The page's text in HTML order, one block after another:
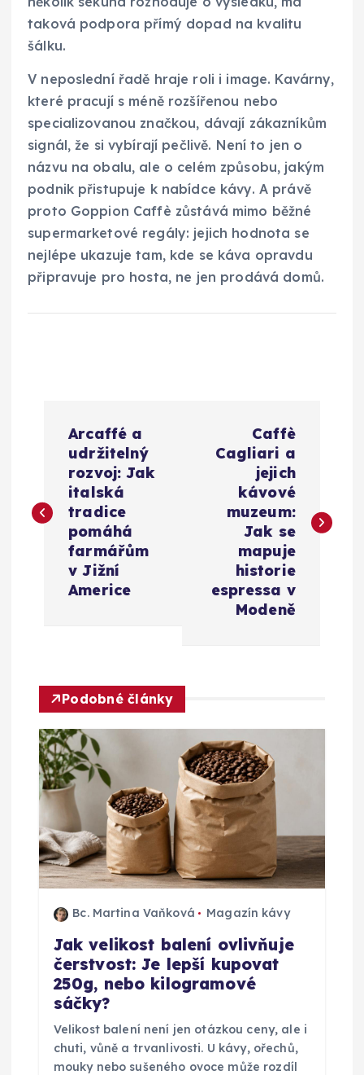
taková podpora přímý dopad na kvalitu
šálku.
V neposlední řadě hraje roli i image. Kavárny,
které pracují s méně rozšířenou nebo
specializovanou značkou, dávají zákazníkům
signál, že si vybírají pečlivě. Není to jen o
názvu na obalu, ale o celém způsobu, jakým
podnik přistupuje k nabídce kávy. A právě
proto Goppion Caffè zůstává mimo běžné
supermarketové regály: jejich hodnota se
nejlépe ukazuje tam, kde se káva opravdu
připravuje pro hosta, ne jen prodává domů.
v
e
p
r
o
p
ř
Arcaffé a
udržitelný
rozvoj: Jak
italská
tradice
pomáhá
farmářům
v Jižní
Americe
Caffè
Cagliari a
jejich
kávové
muzeum:
Jak se
mapuje
historie
espressa v
Modeně
Podobné články
Bc. Martina Vaňková Magazín kávy
Jak velikost balení ovlivňuje
čerstvost: Je lepší kupovat
250g, nebo kilogramové
sáčky?
Velikost balení není jen otázkou ceny, ale i
chuti, vůně a trvanlivosti. U kávy, ořechů,
mouky nebo sušeného ovoce může rozdíl